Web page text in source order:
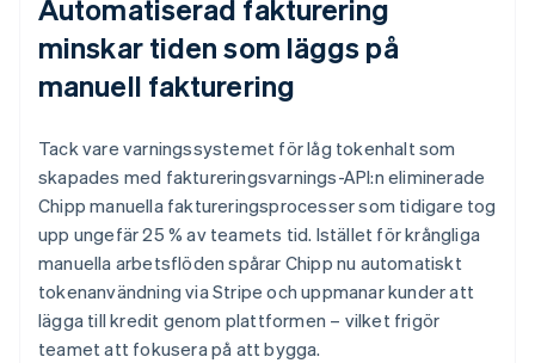
Automatiserad fakturering
minskar tiden som läggs på
manuell fakturering
Tack vare varningssystemet för låg tokenhalt som
skapades med faktureringsvarnings-API:n eliminerade
Chipp manuella faktureringsprocesser som tidigare tog
upp ungefär 25 % av teamets tid. Istället för krångliga
manuella arbetsflöden spårar Chipp nu automatiskt
tokenanvändning via Stripe och uppmanar kunder att
lägga till kredit genom plattformen – vilket frigör
teamet att fokusera på att bygga.